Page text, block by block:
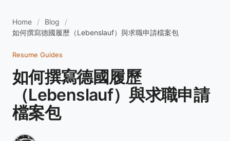
Home
Blog
如何撰寫德國履歷（Lebenslauf）與求職申請檔案包
Resume Guides
如何撰寫德國履歷
（Lebenslauf）與求職申請
檔案包